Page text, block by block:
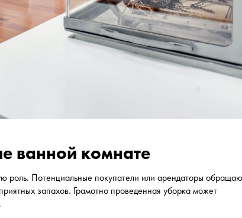
ванной комнате
роль. Потенциальные покупатели или арендаторы
запахов. Грамотно проведенная уборка может